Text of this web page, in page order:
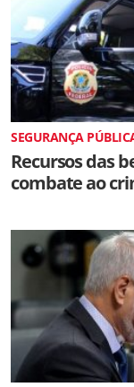
SEGURANÇA
Recursos das
combate ao